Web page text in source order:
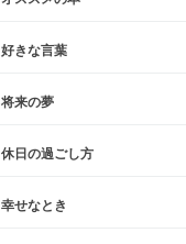
好きな言葉
将来の夢
休日の過ごし方
幸せなとき